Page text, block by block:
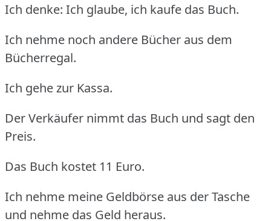
Ich denke: Ich glaube, ich kaufe das Buch.
Ich nehme noch andere Bücher aus dem
Bücherregal.
Ich gehe zur Kassa.
Der Verkäufer nimmt das Buch und sagt den
Preis.
Das Buch kostet 11 Euro.
Ich nehme meine Geldbörse aus der Tasche
und nehme das Geld heraus.